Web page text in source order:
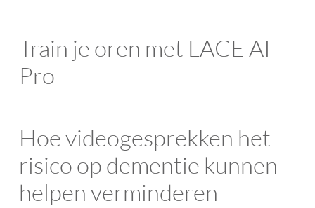
Train je oren met LACE AI
Pro
Hoe videogesprekken het
risico op dementie kunnen
helpen verminderen